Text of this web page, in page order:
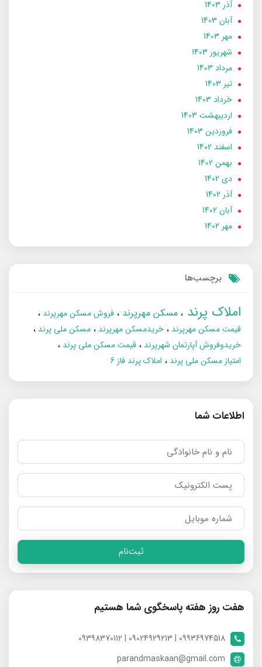
آذر 1403
آبان 1403
مهر 1403
شهریور 1403
مرداد 1403
تير 1403
خرداد 1403
ارديبهشت 1403
فروردین 1403
اسفند 1402
بهمن 1402
دی 1402
آذر 1402
آبان 1402
مهر 1402
برچسب‌ها
املاک پرند مسکن مهرپرند
فروش مسکن مهرپرند
قیمت مسکن مهرپرند
خریدمسکن مهرپرند
مسکن ملی پرند
خریدوفروش آپارتمان شهرپرند
قیمت مسکن ملی پرند
امتیاز مسکن ملی پرند
املاک پرند فاز 6
اطلاعات شما
ثبت‌نام
هفت روز هفته پاسخگوی شما هستیم
09936974518 | 09024929213 | 09398370112
parandmaskaan@gmail.com